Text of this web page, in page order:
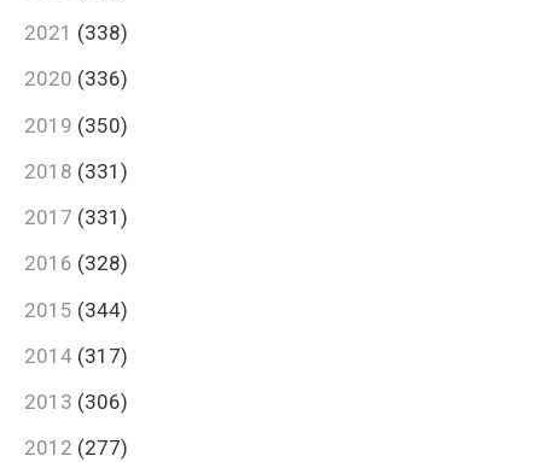
2021 (338)
2020 (336)
2019 (350)
2018 (331)
2017 (331)
2016 (328)
2015 (344)
2014 (317)
2013 (306)
2012 (277)